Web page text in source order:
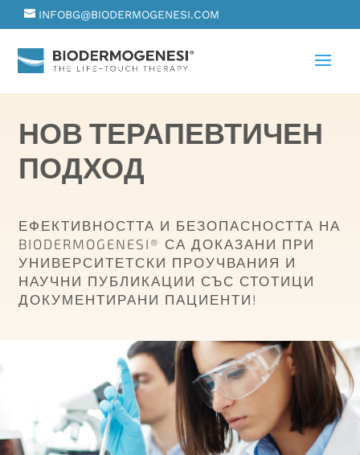
INFOBG@BIODERMOGENESI.COM
НОВ ТЕРАПЕВТИЧЕН
ПОДХОД
ЕФЕКТИВНОСТТА И БЕЗОПАСНОСТТА НА
BIODERMOGENESI® СА ДОКАЗАНИ ПРИ
УНИВЕРСИТЕТСКИ ПРОУЧВАНИЯ И
НАУЧНИ ПУБЛИКАЦИИ СЪС СТОТИЦИ
ДОКУМЕНТИРАНИ ПАЦИЕНТИ!